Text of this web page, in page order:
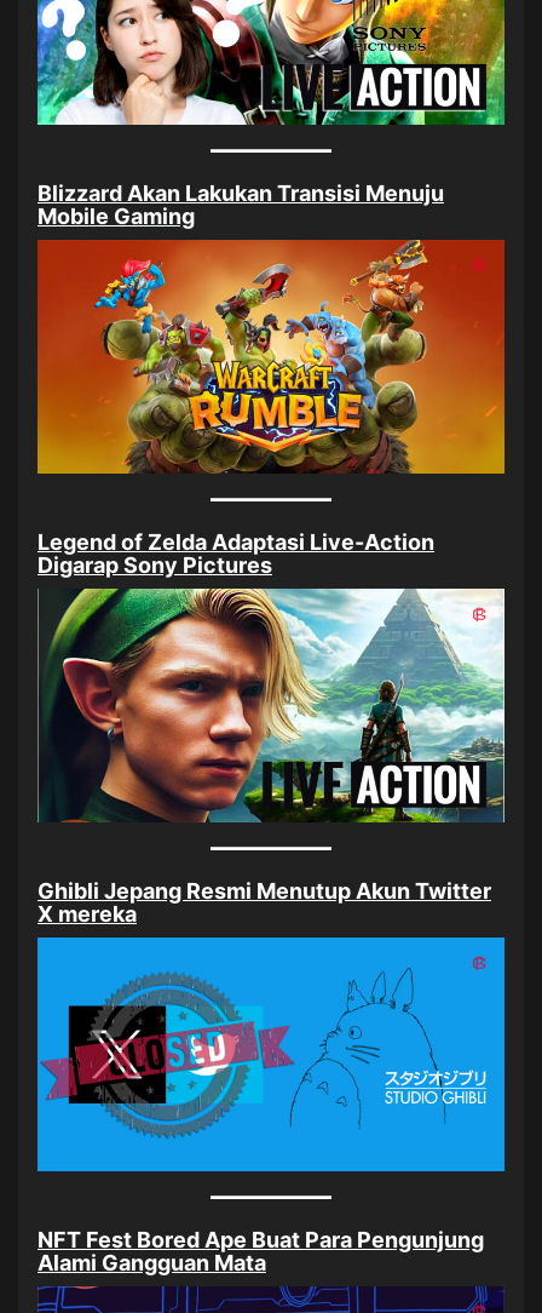
Blizzard Akan Lakukan Transisi Menuju
Mobile Gaming
Legend of Zelda Adaptasi Live-Action
Digarap Sony Pictures
Ghibli Jepang Resmi Menutup Akun Twitter
X mereka
NFT Fest Bored Ape Buat Para Pengunjung
Alami Gangguan Mata